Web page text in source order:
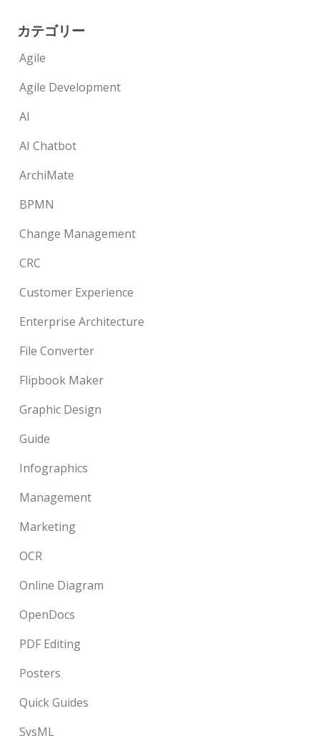
カテゴリー
Agile
Agile Development
AI
AI Chatbot
ArchiMate
BPMN
Change Management
CRC
Customer Experience
Enterprise Architecture
File Converter
Flipbook Maker
Graphic Design
Guide
Infographics
Management
Marketing
OCR
Online Diagram
OpenDocs
PDF Editing
Posters
Quick Guides
SysML